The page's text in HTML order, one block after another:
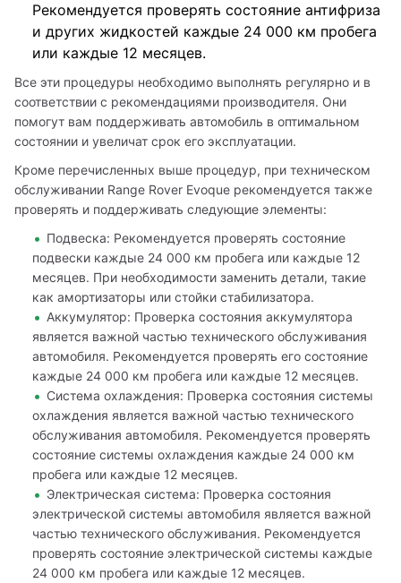
Рекомендуется проверять состояние антифриза
и других жидкостей каждые 24 000 км пробега
или каждые 12 месяцев.
Все эти процедуры необходимо выполнять регулярно и в
соответствии с рекомендациями производителя. Они
помогут вам поддерживать автомобиль в оптимальном
состоянии и увеличат срок его эксплуатации.
Кроме перечисленных выше процедур, при техническом
обслуживании Range Rover Evoque рекомендуется также
проверять и поддерживать следующие элементы:
Подвеска: Рекомендуется проверять состояние
подвески каждые 24 000 км пробега или каждые 12
месяцев. При необходимости заменить детали, такие
как амортизаторы или стойки стабилизатора.
Аккумулятор: Проверка состояния аккумулятора
является важной частью технического обслуживания
автомобиля. Рекомендуется проверять его состояние
каждые 24 000 км пробега или каждые 12 месяцев.
Система охлаждения: Проверка состояния системы
охлаждения является важной частью технического
обслуживания автомобиля. Рекомендуется проверять
состояние системы охлаждения каждые 24 000 км
пробега или каждые 12 месяцев.
Электрическая система: Проверка состояния
электрической системы автомобиля является важной
частью технического обслуживания. Рекомендуется
проверять состояние электрической системы каждые
24 000 км пробега или каждые 12 месяцев.